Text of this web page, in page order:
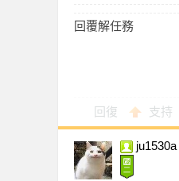
回覆解任務
回復 支持
ju1530a